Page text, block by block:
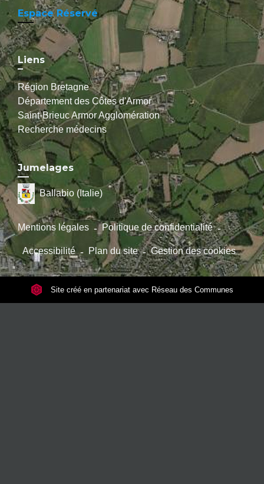
Espace Réservé
Liens
Région Bretagne
Département des Côtes d'Armor
Saint-Brieuc Armor Agglomération
Recherche médecins
Jumelages
Ballabio (Italie)
Mentions légales - Politique de confidentialité -
Accessibilité - Plan du site - Gestion des cookies
Site créé en partenariat avec Réseau des Communes